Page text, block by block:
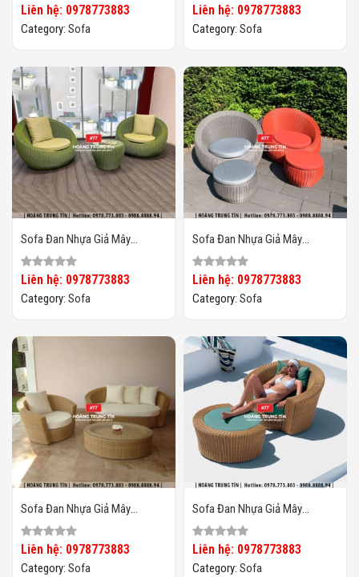
Liên hệ: 0978773883
Category: Sofa
Liên hệ: 0978773883
Category: Sofa
Sofa Đan Nhựa Giả Mây
HTT066
Liên hệ: 0978773883
Category: Sofa
Sofa Đan Nhựa Giả Mây
HTT065
Liên hệ: 0978773883
Category: Sofa
Sofa Đan Nhựa Giả Mây
HTT064
Liên hệ: 0978773883
Category: Sofa
Sofa Đan Nhựa Giả Mây
HTT063
Liên hệ: 0978773883
Category: Sofa